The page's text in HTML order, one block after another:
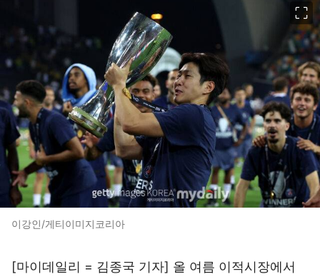
이강인/게티이미지코리아
[마이데일리 = 김종국 기자] 올 여름 이적시장에서